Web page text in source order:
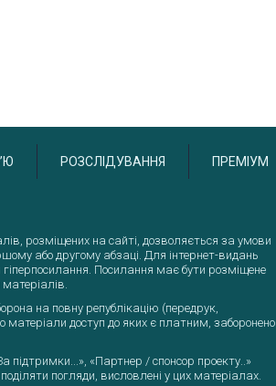
РОЗСЛІДУВАННЯ ПРЕМІУМ
розміщених на сайті, дозволяється за умови
або другому абзаці. Для інтернет-видань
Посилання має бути розміщене
на повну републікацію (передрук,
матеріали доступ до яких є платним, заборонено
«Партнер / спонсор проекту..»
погляди, висловлені у цих матеріалах.